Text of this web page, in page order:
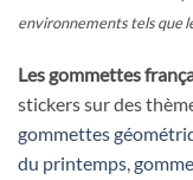
environnements tels que
Les gommettes
stickers sur des
gommettes
du printemps,